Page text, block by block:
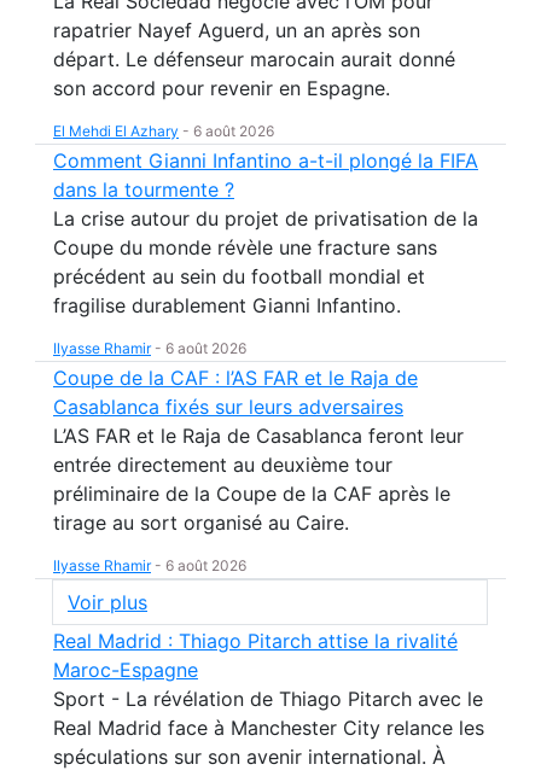
rapatrier Nayef Aguerd, un an après son
départ. Le défenseur marocain aurait donné
son accord pour revenir en Espagne.
El Mehdi El Azhary - 6 août 2026
Comment Gianni Infantino a-t-il plongé la FIFA
dans la tourmente ?
La crise autour du projet de privatisation de la
Coupe du monde révèle une fracture sans
précédent au sein du football mondial et
fragilise durablement Gianni Infantino.
Ilyasse Rhamir- 6 août 2026
Coupe de la CAF : l’AS FAR et le Raja de
Casablanca fixés sur leurs adversaires
L’AS FAR et le Raja de Casablanca feront leur
entrée directement au deuxième tour
préliminaire de la Coupe de la CAF après le
tirage au sort organisé au Caire.
Ilyasse Rhamir- 6 août 2026
Voir plus
Real Madrid : Thiago Pitarch attise la rivalité
Maroc-Espagne
Sport - La révélation de Thiago Pitarch avec le
Real Madrid face à Manchester City relance les
spéculations sur son avenir international. À